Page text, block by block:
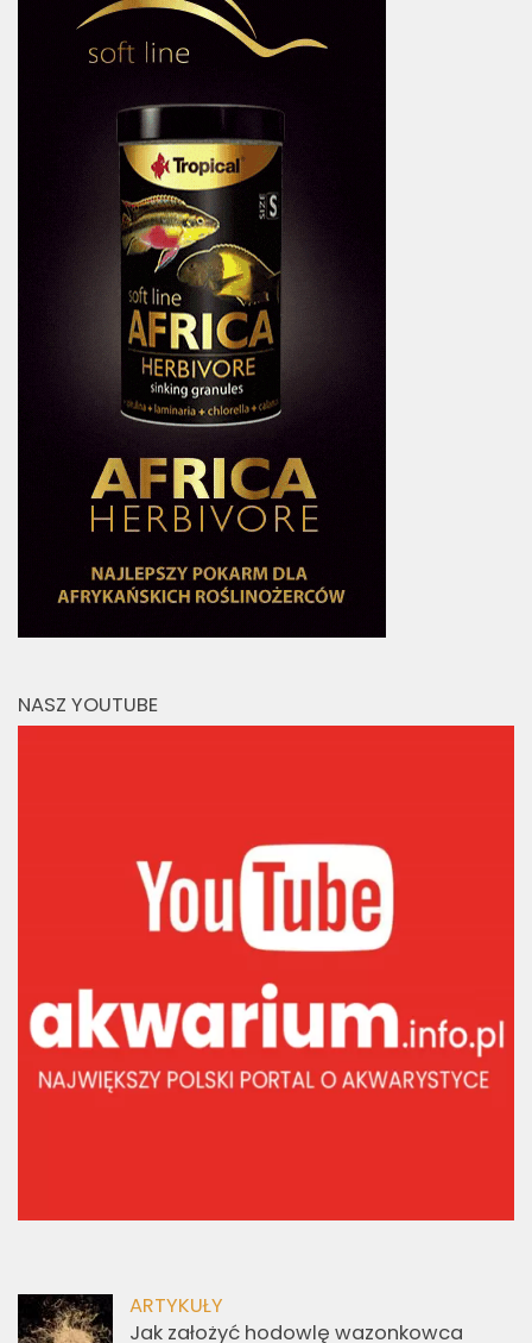
NASZ YOUTUBE
ARTYKUŁY
Jak założyć hodowlę wazonkowca